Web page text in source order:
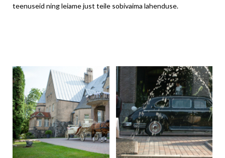
teenuseid ning leiame just teile sobivaima lahenduse.